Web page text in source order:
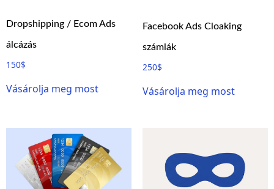
Dropshipping / Ecom Ads
álcázás
150$
Vásárolja meg most
Facebook Ads Cloaking
számlák
250$
Vásárolja meg most